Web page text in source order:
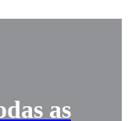
as